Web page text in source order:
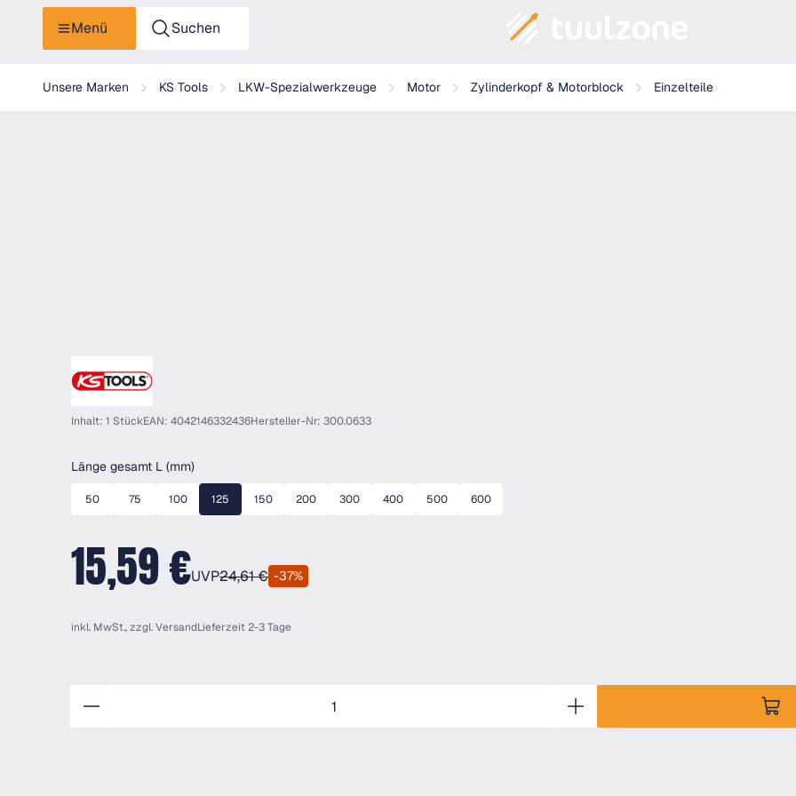
Menü Suchen
Unsere Marken KS Tools LKW-Spezialwerkzeuge Motor Zylinderkopf & Motorblock Einzelteile
KS Tools Präzisions-Haarlineal
Inhalt: 1 StückEAN: 4042146332436Hersteller-Nr: 300.0633
Länge gesamt L (mm)auswählen
50 75 100 125 150 200 300 400 500 600
15,59 €UVP24,61 € -37%
inkl. MwSt., zzgl.VersandLieferzeit 2-3 Tage